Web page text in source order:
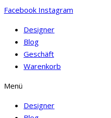
Facebook Instagram
Designer
Blog
Geschäft
Warenkorb
Menü
Designer